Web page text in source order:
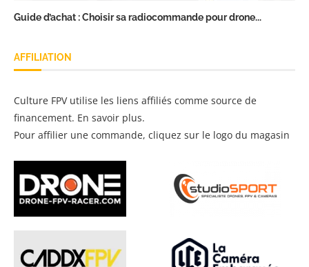
Guide d’achat : Choisir sa radiocommande pour drone...
AFFILIATION
Culture FPV utilise les liens affiliés comme source de
financement. En savoir plus.
Pour affilier une commande, cliquez sur le logo du magasin